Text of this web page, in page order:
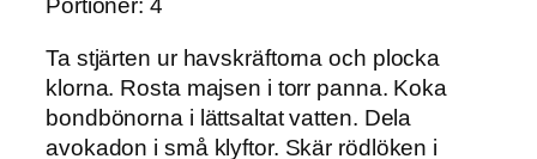
Portioner: 4
Ta stjärten urhavskräftorna och plocka
klorna. Rosta majsen i torr panna. Koka
bondbönorna i lättsaltat vatten. Dela
avokadon i små klyftor. Skär rödlöken i